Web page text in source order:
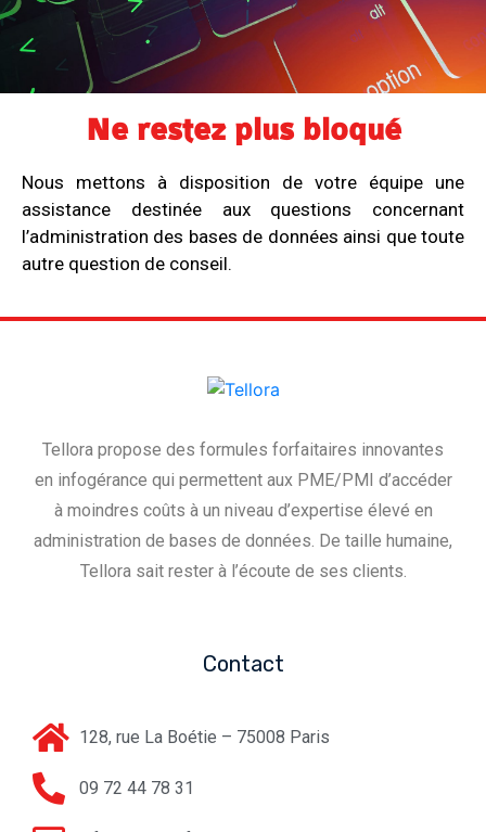
Ne restez plus bloqué
Nous mettons à disposition de votre équipe une
assistance destinée aux questions concernant
l’administration des bases de données ainsi que toute
autre question de conseil.
Tellora propose des formules forfaitaires innovantes
en infogérance qui permettent aux PME/PMI d’accéder
à moindres coûts à un niveau d’expertise élevé en
administration de bases de données. De taille humaine,
Tellora sait rester à l’écoute de ses clients.
Contact
128, rue La Boétie – 75008 Paris
09 72 44 78 31